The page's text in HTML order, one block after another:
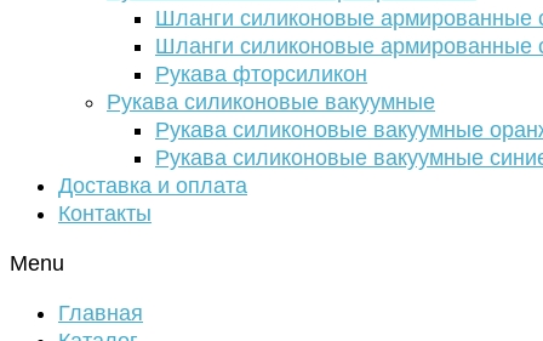
Шланги силиконовые армированные
Шланги силиконовые армированные
Рукава фторсиликон
Рукава силиконовые вакуумные
Рукава силиконовые вакуумные
Рукава силиконовые вакуумные
Доставка и оплата
Контакты
Menu
Главная